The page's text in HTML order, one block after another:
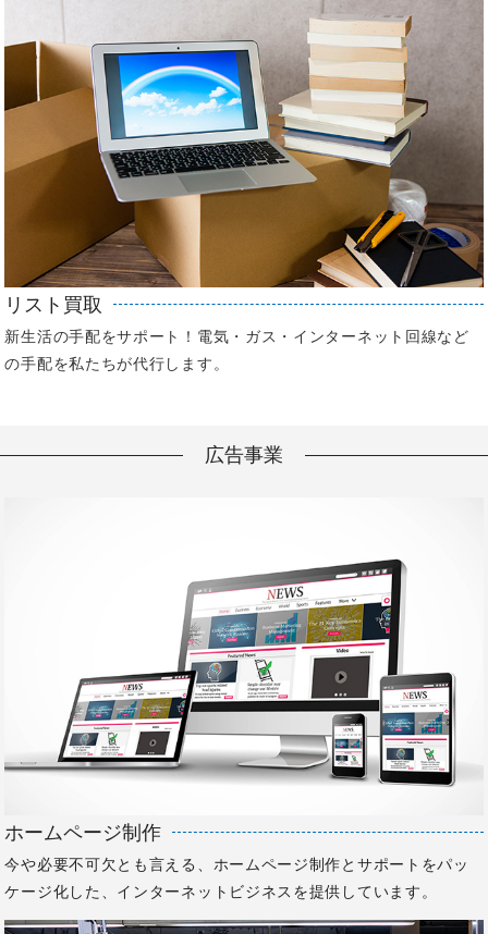
リスト買取
新生活の手配をサポート！電気・ガス・インターネット回線など
の手配を私たちが代行します。
広告事業
ホームページ制作
今や必要不可欠とも言える、ホームページ制作とサポートをパッ
ケージ化した、インターネットビジネスを提供しています。